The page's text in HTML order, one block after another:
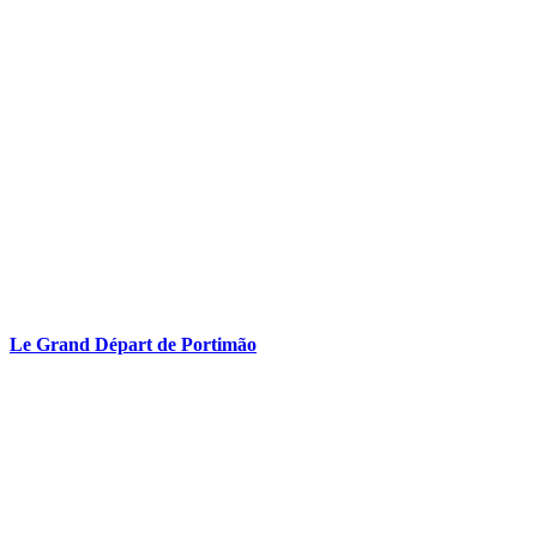
Le Grand Départ de Portimão